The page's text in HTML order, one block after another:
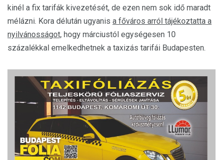
kinél a fix tarifák kivezetését, de ezen nem sok idő maradt
mélázni. Kora délután ugyanis a főváros arról tájékoztatta a
nyilvánosságot, hogy márciustól egységesen 10
százalékkal emelkedhetnek a taxizás tarifái Budapesten.